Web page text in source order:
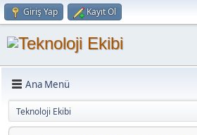
Giriş Yap Kayıt Ol
Ana Menü
Teknoloji Ekibi